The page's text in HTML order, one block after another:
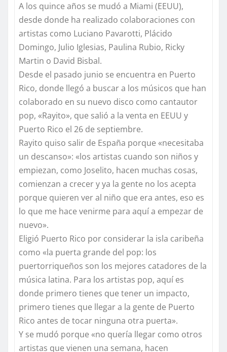
A los quince años se mudó a Miami (EEUU),
desde donde ha realizado colaboraciones con
artistas como Luciano Pavarotti, Plácido
Domingo, Julio Iglesias, Paulina Rubio, Ricky
Martin o David Bisbal.
Desde el pasado junio se encuentra en Puerto
Rico, donde llegó a buscar a los músicos que han
colaborado en su nuevo disco como cantautor
pop, «Rayito», que salió a la venta en EEUU y
Puerto Rico el 26 de septiembre.
Rayito quiso salir de España porque «necesitaba
un descanso»: «los artistas cuando son niños y
empiezan, como Joselito, hacen muchas cosas,
comienzan a crecer y ya la gente no los acepta
porque quieren ver al niño que era antes, eso es
lo que me hace venirme para aquí a empezar de
nuevo».
Eligió Puerto Rico por considerar la isla caribeña
como «la puerta grande del pop: los
puertorriqueños son los mejores catadores de la
música latina. Para los artistas pop, aquí es
donde primero tienes que tener un impacto,
primero tienes que llegar a la gente de Puerto
Rico antes de tocar ninguna otra puerta».
Y se mudó porque «no quería llegar como otros
artistas que vienen una semana, hacen